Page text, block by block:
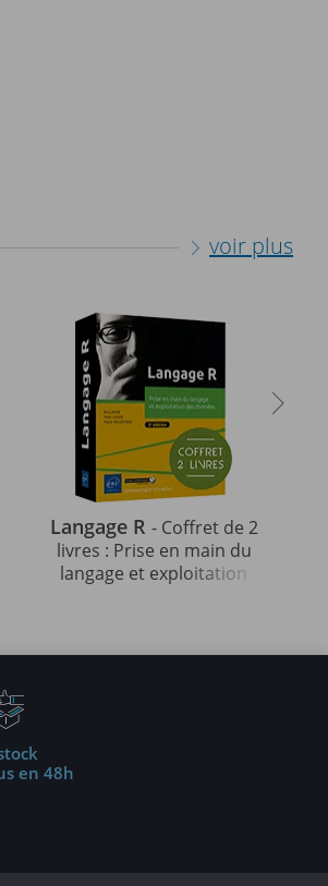
voir plus
Langage R - Coffret de 2
livres : Prise en main du
langage et exploitation
en 48h